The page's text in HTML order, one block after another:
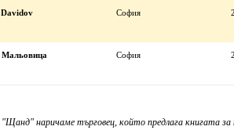
Davidov София
Мальовица София
"Щанд" наричаме търговец, който предлага книгата